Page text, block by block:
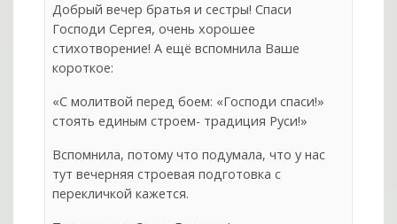
Добрый вечер братья и сестры! Спаси
Господи Сергея, очень хорошее
стихотворение! А ещё вспомнила Ваше
короткое:
«С молитвой перед боем: «Господи спаси!»
стоять единым строем- традиция Руси!»
Вспомнила, потому что подумала, что у нас
тут вечерняя строевая подготовка с
перекличкой кажется.